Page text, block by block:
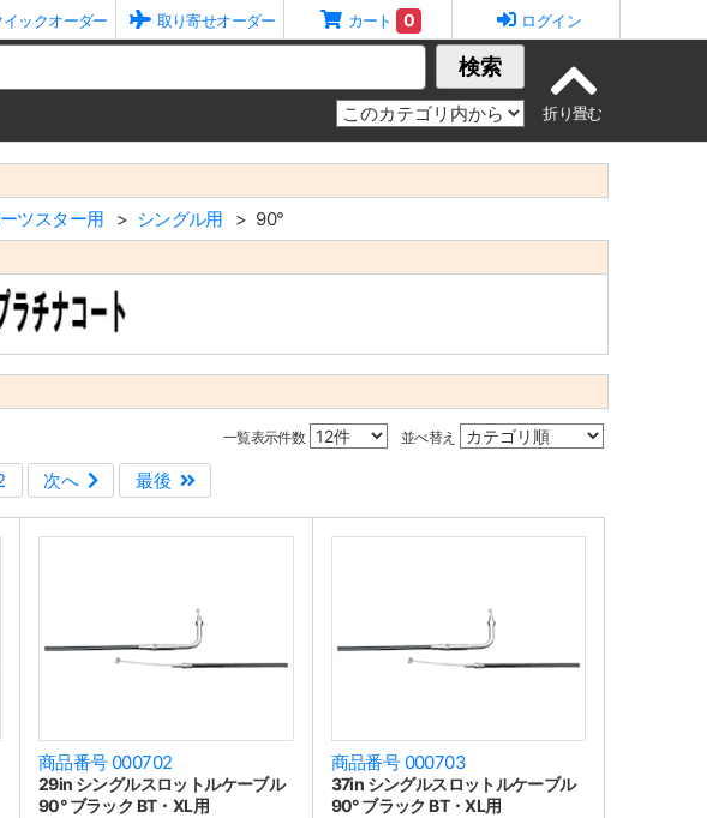
イックオーダー 取り寄せオーダー カート 0 ログイン
検索
ツスター用 シングル用 90°
一覧表示件数 並べ替え
次へ 最後
商品番号 000702
29in シングルスロットルケーブル
90° ブラック BT・XL用
商品番号 000703
37in シングルスロットルケーブル
90° ブラック BT・XL用